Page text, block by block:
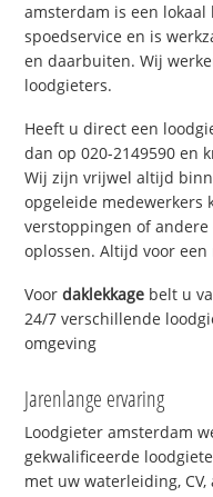
amsterdam is een
spoedservice en is
en daarbuiten. Wij
loodgieters.
Heeft u direct een
dan op 020-2149590 en
Wij zijn vrijwel altijd
opgeleide medewerkers
verstoppingen of
oplossen. Altijd voor
Voordaklekkage belt u
24/7 verschillende
omgeving
Jarenlange ervaring
Loodgieter amsterdam
gekwalificeerde
met uw waterleiding,